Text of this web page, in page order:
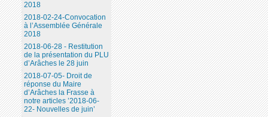
2018
2018-02-24-Convocation
à l’Assemblée Générale
2018
2018-06-28 - Restitution
de la présentation du PLU
d’Arâches le 28 juin
2018-07-05- Droit de
réponse du Maire
d’Arâches la Frasse à
notre articles ’2018-06-
22- Nouvelles de juin’